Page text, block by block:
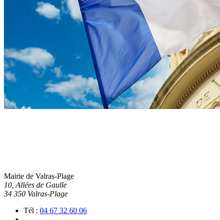
Mairie de Valras-Plage
10, Allées de Gaulle
34 350 Valras-Plage
Tél : 04 67 32 60 06